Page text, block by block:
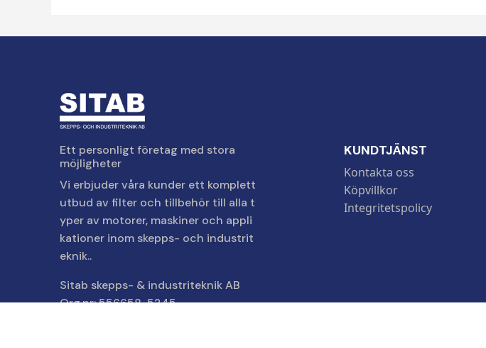
Ett personligt företag med stora
möjligheter
Vi erbjuder våra kunder ett komplett
utbud av filter och tillbehör till alla t
yper av motorer, maskiner och appli
kationer inom skepps- och industrit
eknik..
Sitab skepps- & industriteknik AB
Org.nr: 556658-5245
KUNDTJÄNST
Kontakta oss
Köpvillkor
Integritetspolicy